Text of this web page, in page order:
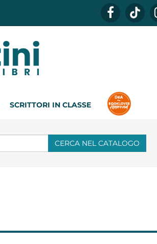
SCRITTORI IN CLASSE
CERCA NEL CATALOGO